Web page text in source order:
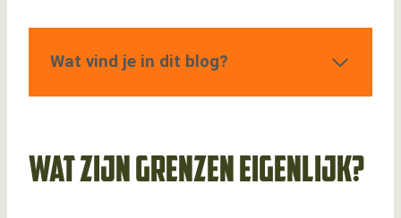
Wat vind je in dit blog?
Waarom lukt het niet om gezonde grenzen
te stellen?
Wat zijn grenzen eigenlijk?